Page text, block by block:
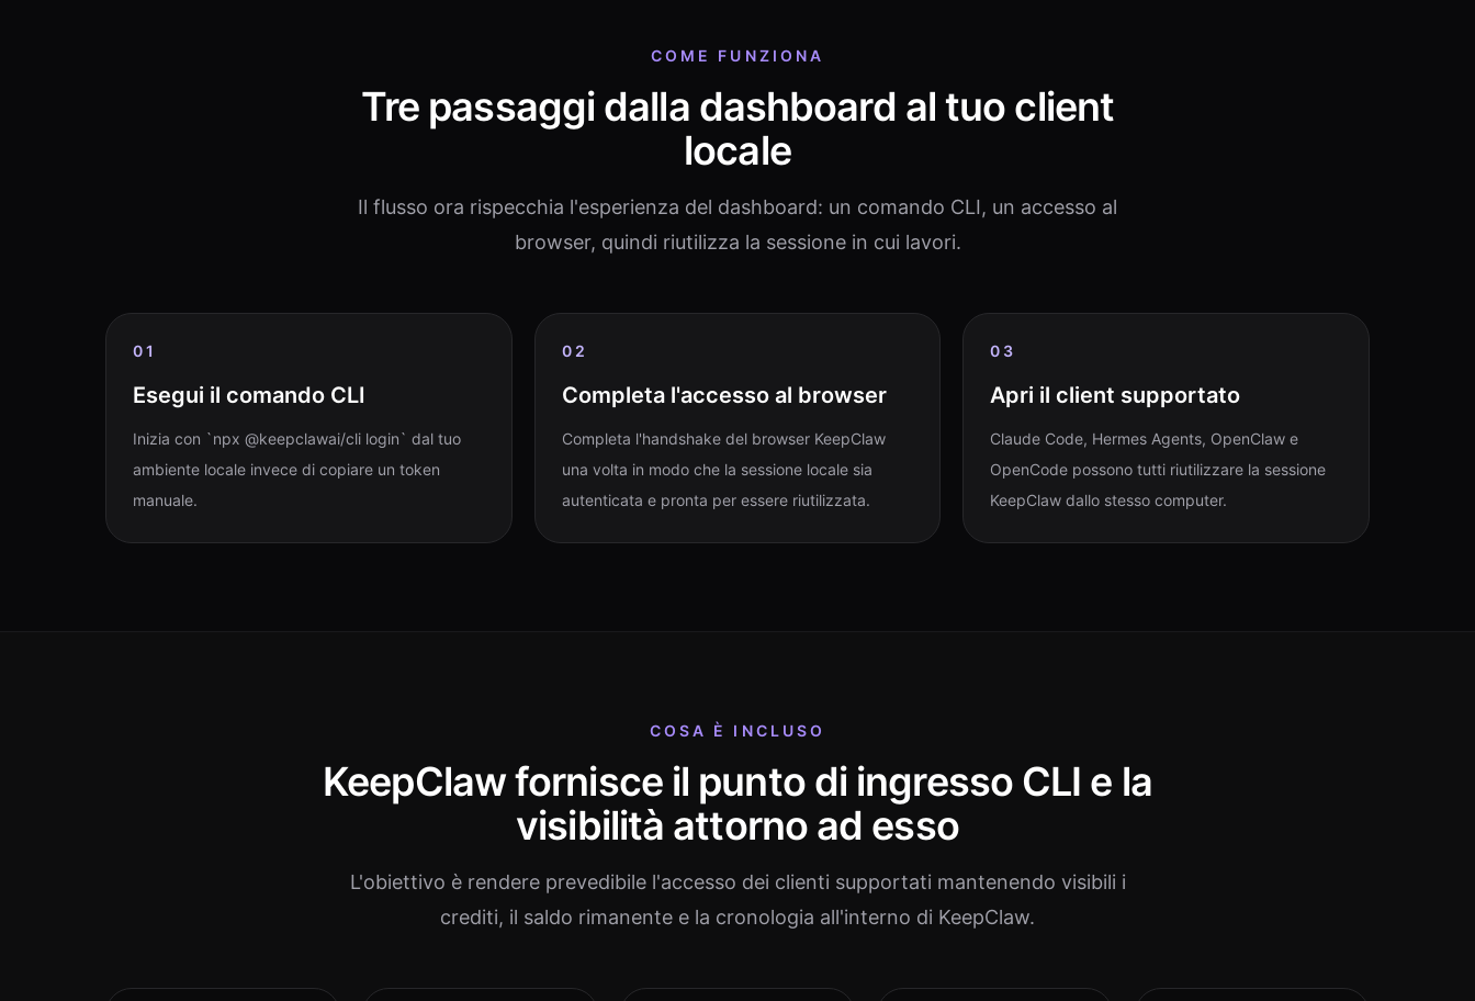
COME FUNZIONA
Tre passaggi dalla dashboard al tuo client
locale
Il flusso ora rispecchia l'esperienza del dashboard: un comando CLI, un accesso al
browser, quindi riutilizza la sessione in cui lavori.
01
Esegui il comando CLI
Inizia con `npx @keepclawai/cli login` dal tuo
ambiente locale invece di copiare un token
manuale.
02
Completa l'accesso al browser
Completa l'handshake del browser KeepClaw
una volta in modo che la sessione locale sia
autenticata e pronta per essere riutilizzata.
03
Apri il client supportato
Claude Code, Hermes Agents, OpenClaw e
OpenCode possono tutti riutilizzare la sessione
KeepClaw dallo stesso computer.
COSA È INCLUSO
KeepClaw fornisce il punto di ingresso CLI e la
visibilità attorno ad esso
L'obiettivo è rendere prevedibile l'accesso dei clienti supportati mantenendo visibili i
crediti, il saldo rimanente e la cronologia all'interno di KeepClaw.